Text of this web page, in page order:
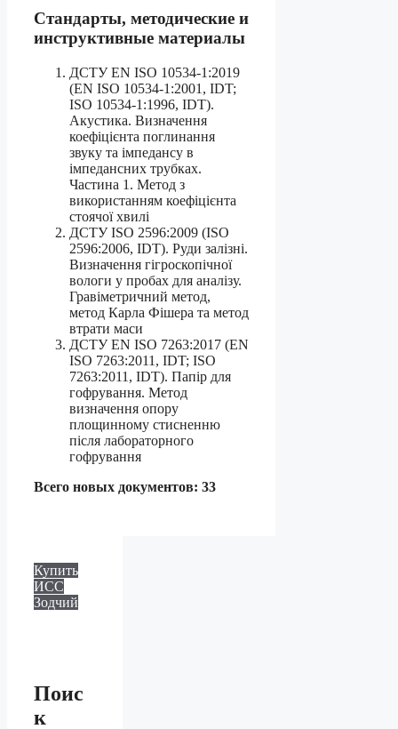
Стандарты, методические и
инструктивные материалы
ДСТУ EN ISO 10534-1:2019
(EN ISO 10534-1:2001, IDT;
ISO 10534-1:1996, IDT).
Акустика. Визначення
коефіцієнта поглинання
звуку та імпедансу в
імпедансних трубках.
Частина 1. Метод з
використанням коефіцієнта
стоячої хвилі
ДСТУ ISO 2596:2009 (ISO
2596:2006, IDT). Руди залізні.
Визначення гігроскопічної
вологи у пробах для аналізу.
Гравіметричний метод,
метод Карла Фішера та метод
втрати маси
ДСТУ EN ISO 7263:2017 (EN
ISO 7263:2011, IDT; ISO
7263:2011, IDT). Папір для
гофрування. Метод
визначення опору
площинному стисненню
після лабораторного
гофрування
Всего новых документов: 33
Купить
ИСС
Зодчий
Поис
к